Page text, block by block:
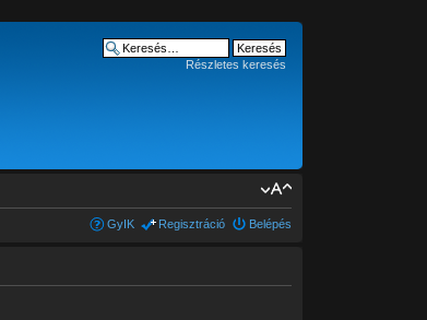
Részletes keresés
GyIK Regisztráció Belépés